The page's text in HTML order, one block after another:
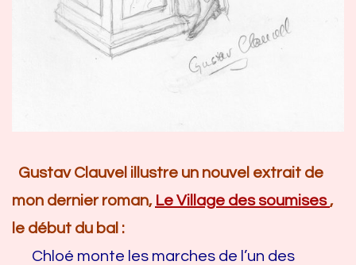
Gustav Clauvel illustre un nouvel extrait de
mon dernier roman, Le Village des soumises ,
le début du bal :
Chloé monte les marches de l’un des